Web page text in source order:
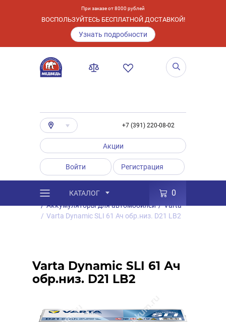
При заказе от 8000 рублей
ВОСПОЛЬЗУЙТЕСЬ БЕСПЛАТНОЙ ДОСТАВКОЙ!
Узнать подробности
+7 (391) 220-08-02
Акции
Войти Регистрация
КАТАЛОГ 0
Каталог / Товары
Аккумуляторы
/ Аккумуляторы для автомобилей / Varta
/ Varta Dynamic SLI 61 Ач обр.низ. D21 LB2
Varta Dynamic SLI 61 Ач
обр.низ. D21 LB2